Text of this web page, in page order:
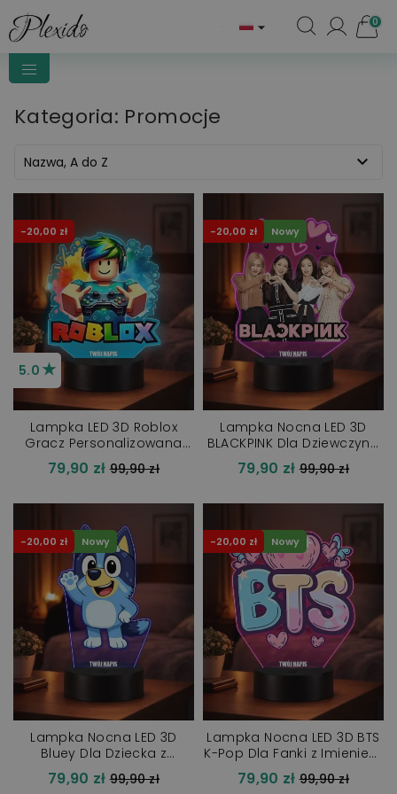
 0
Kategoria: Promocje
Nazwa, A do Z 
-20,00 zł
5.0 ★
Lampka LED 3D Roblox
Gracz Personalizowana
Imię Prezent dla Dziecka
Gamer
79,90 zł Cena
99,90 zł
-20,00 zł Nowy
Lampka Nocna LED 3D
BLACKPINK Dla Dziewczynki
K-Pop z Imieniem Prezent
79,90 zł Cena
99,90 zł
-20,00 zł Nowy
Lampka Nocna LED 3D
Bluey Dla Dziecka z
Imieniem Prezent
79,90 zł Cena
99,90 zł
-20,00 zł Nowy
Lampka Nocna LED 3D BTS
K-Pop Dla Fanki z Imieniem
Prezent
79,90 zł Cena
99,90 zł